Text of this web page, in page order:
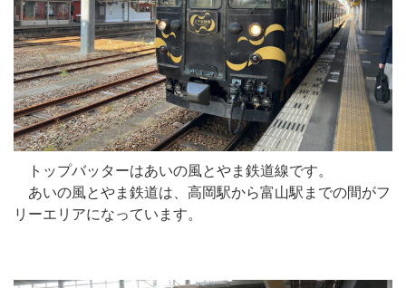
トップバッターはあいの風とやま鉄道線です。
あいの風とやま鉄道は、高岡駅から富山駅までの間がフ
リーエリアになっています。